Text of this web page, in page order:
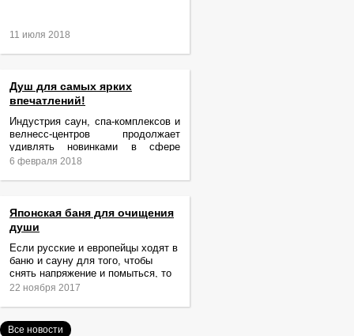
11 июля 2018
Душ для самых ярких
впечатлений!
Индустрия саун, спа-комплексов и
велнесс-центров продолжает
удивлять новинками в сфере
релаксации и ухода за телом.
6 февраля 2018
Японская баня для очищения
души
Если русские и европейцы ходят в
баню и сауну для того, чтобы
снять напряжение и помыться, то
жители Японии идут туда за
22 ноября 2017
Все новости